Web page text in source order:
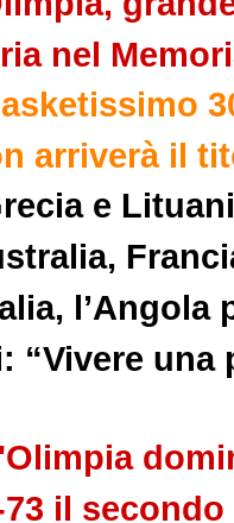
nel
arriverà il
e
l’Angola
“Vivere una
il